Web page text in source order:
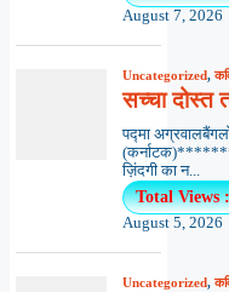
August 7, 2026
Uncategorized,
सच्चा दोस्त
पद्मा
ज़िंदगी का न...
Total Views
August 5, 2026
Uncategorized,